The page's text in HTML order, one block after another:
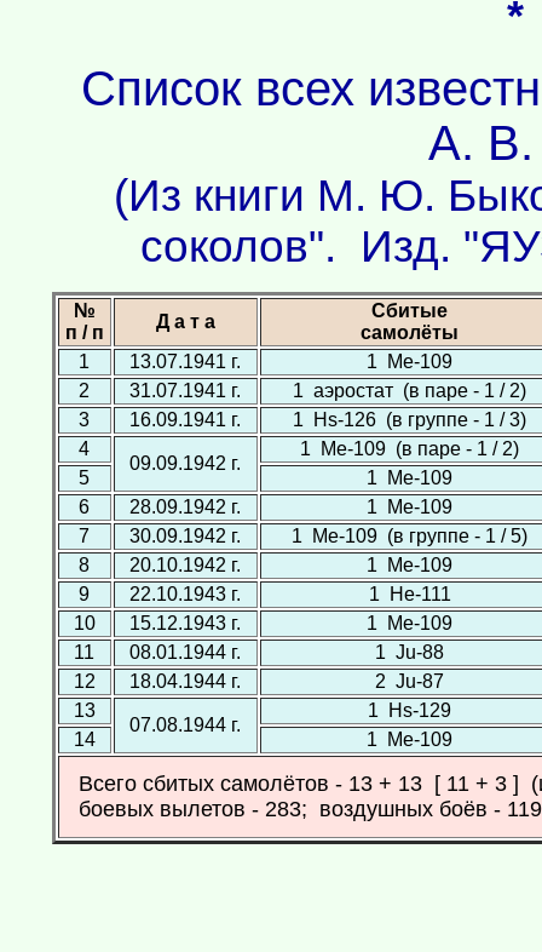
Список всех
А. В.
(Из книги М. Ю.
соколов". Изд.
№
п / п
Д а т а
Сбитые
самолёты
1
13.07.1941 г.
1 Ме-109
2
31.07.1941 г.
1 аэростат (в паре - 1 / 2)
3
16.09.1941 г.
1 Hs-126 (в группе - 1 / 3)
4
09.09.1942 г.
1 Ме-109 (в паре - 1 / 2)
5
1 Ме-109
6
28.09.1942 г.
1 Ме-109
7
30.09.1942 г.
1 Ме-109 (в группе - 1 / 5)
8
20.10.1942 г.
1 Ме-109
9
22.10.1943 г.
1 Не-111
10
15.12.1943 г.
1 Ме-109
11
08.01.1944 г.
1 Ju-88
12
18.04.1944 г.
2 Ju-87
13
07.08.1944 г.
1 Hs-129
14
1 Ме-109
Всего сбитых самолётов - 13 + 13 [ 11 + 3 ]
боевых вылетов - 283; воздушных боёв -